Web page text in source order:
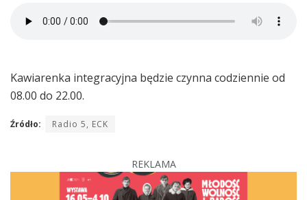
Kawiarenka integracyjna będzie czynna codziennie od
08.00 do 22.00.
Źródło: Radio 5, ECK
REKLAMA